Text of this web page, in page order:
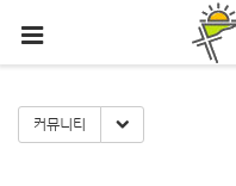
커뮤니티 Toggle Dropdown